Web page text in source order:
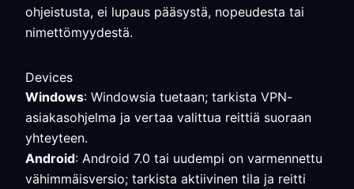
ohjeistusta, ei lupaus pääsystä, nopeudesta tai
nimettömyydestä.
Devices
Windows: Windowsia tuetaan; tarkista VPN-
asiakasohjelma ja vertaa valittua reittiä suoraan
yhteyteen.
Android: Android 7.0 tai uudempi on varmennettu
vähimmäisversio; tarkista aktiivinen tila ja reitti